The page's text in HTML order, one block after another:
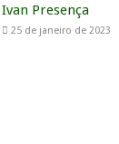
Ivan Presença
25 de janeiro de 2023